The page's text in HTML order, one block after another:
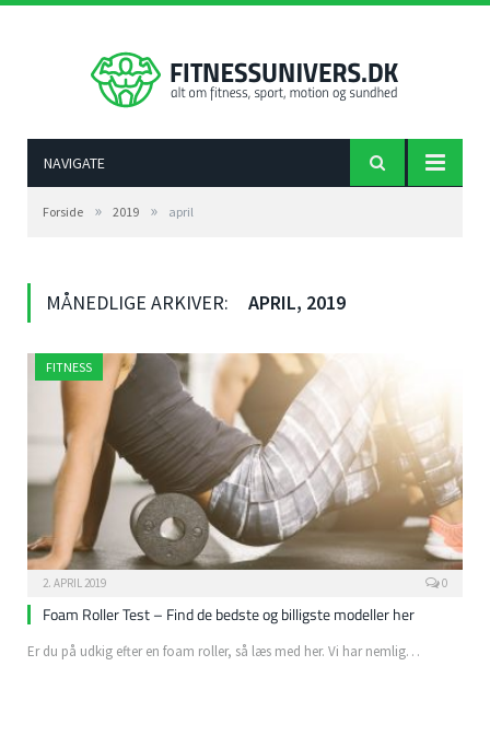
NAVIGATE
Forside » 2019 » april
MÅNEDLIGE ARKIVER: APRIL, 2019
FITNESS
2. APRIL 2019 0
Foam Roller Test – Find de bedste og billigste modeller her
Er du på udkig efter en foam roller, så læs med her. Vi har nemlig…